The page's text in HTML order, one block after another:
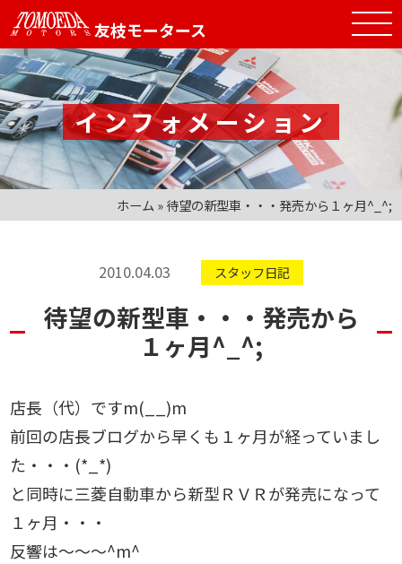
友枝モータース
インフォメーション
ホーム »待望の新型車・・・発売から１ヶ月^_^;
2010.04.03 スタッフ日記
待望の新型車・・・発売から
１ヶ月^_^;
店長（代）ですm(__)m
前回の店長ブログから早くも１ヶ月が経っていまし
た・・・(*_*)
と同時に三菱自動車から新型ＲＶＲが発売になって
１ヶ月・・・
反響は～～～^m^